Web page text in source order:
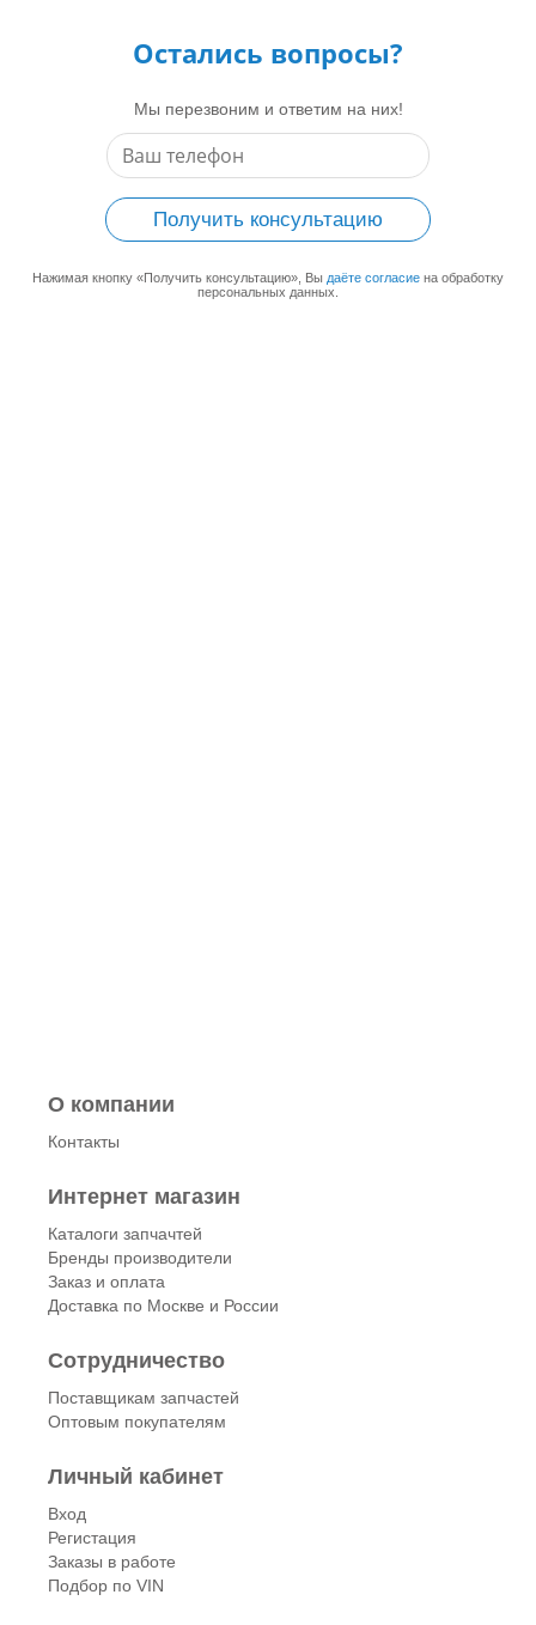
Остались вопросы?
Мы перезвоним и ответим на них!
Получить консультацию
Нажимая кнопку «Получить консультацию», Вы даёте согласие на обработку
персональных данных.
О компании
Контакты
Интернет магазин
Каталоги запчачтей
Бренды производители
Заказ и оплата
Доставка по Москве и России
Сотрудничество
Поставщикам запчастей
Оптовым покупателям
Личный кабинет
Вход
Регистация
Заказы в работе
Подбор по VIN